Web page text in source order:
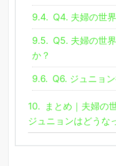
9.4. Q4. 夫婦の世
9.5. Q5. 夫婦の世
か？
9.6. Q6. ジュニョ
10.
まとめ｜夫婦の
ジュニョンはどうな